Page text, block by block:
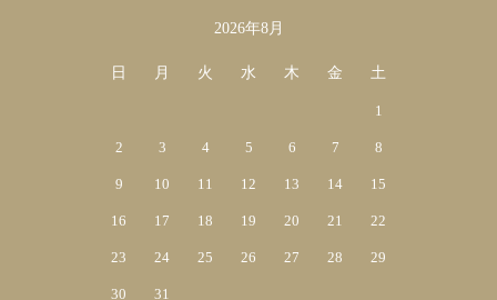
2026年8月
日 月 火 水 木 金 土
1
2 3 4 5 6 7 8
9 10 11 12 13 14 15
16 17 18 19 20 21 22
23 24 25 26 27 28 29
30 31